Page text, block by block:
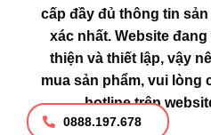
cấp đầy đủ thông tin
xác nhất. Website
thiện và thiết lập, vậy
mua sản phẩm, vui lòng
hotline trên
0888.197.678